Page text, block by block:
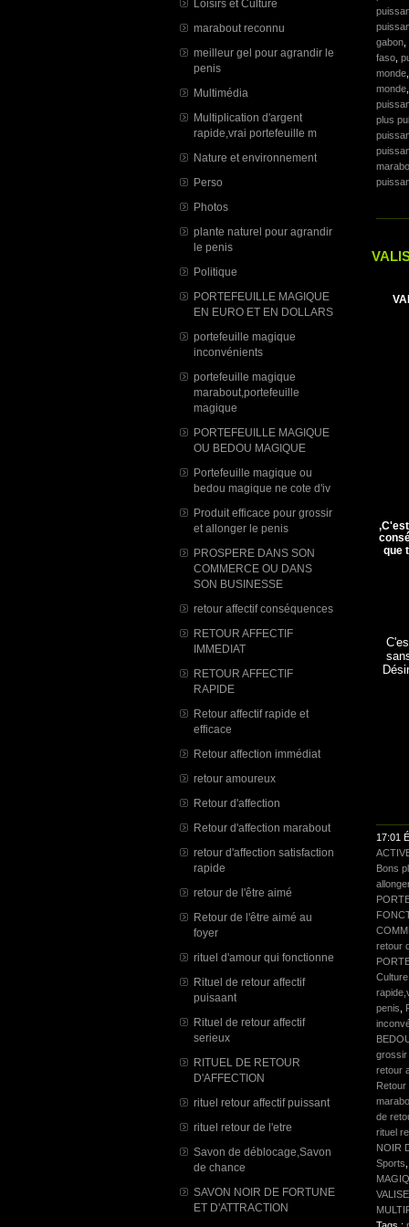
Loisirs et Culture
marabout reconnu
meilleur gel pour agrandir le
penis
Multimédia
Multiplication d'argent
rapide,vrai portefeuille m
Nature et environnement
Perso
Photos
plante naturel pour agrandir
le penis
Politique
PORTEFEUILLE MAGIQUE
EN EURO ET EN DOLLARS
portefeuille magique
inconvénients
portefeuille magique
marabout,portefeuille
magique
PORTEFEUILLE MAGIQUE
OU BEDOU MAGIQUE
Portefeuille magique ou
bedou magique ne cote d'iv
Produit efficace pour grossir
et allonger le penis
PROSPERE DANS SON
COMMERCE OU DANS
SON BUSINESSE
retour affectif conséquences
RETOUR AFFECTIF
IMMEDIAT
RETOUR AFFECTIF
RAPIDE
Retour affectif rapide et
efficace
Retour affection immédiat
retour amoureux
Retour d'affection
Retour d'affection marabout
retour d'affection satisfaction
rapide
retour de l'être aimé
Retour de l'être aimé au
foyer
rituel d'amour qui fonctionne
Rituel de retour affectif
puisaant
Rituel de retour affectif
serieux
RITUEL DE RETOUR
D'AFFECTION
rituel retour affectif puissant
rituel retour de l'etre
Savon de déblocage,Savon
de chance
SAVON NOIR DE FORTUNE
ET D'ATTRACTION
gabon,
faso,
monde
monde
plus
que
17:01
Bons
retour
Culture
penis
grossir
retour
Retour
de
rituel
NOIR
Sports